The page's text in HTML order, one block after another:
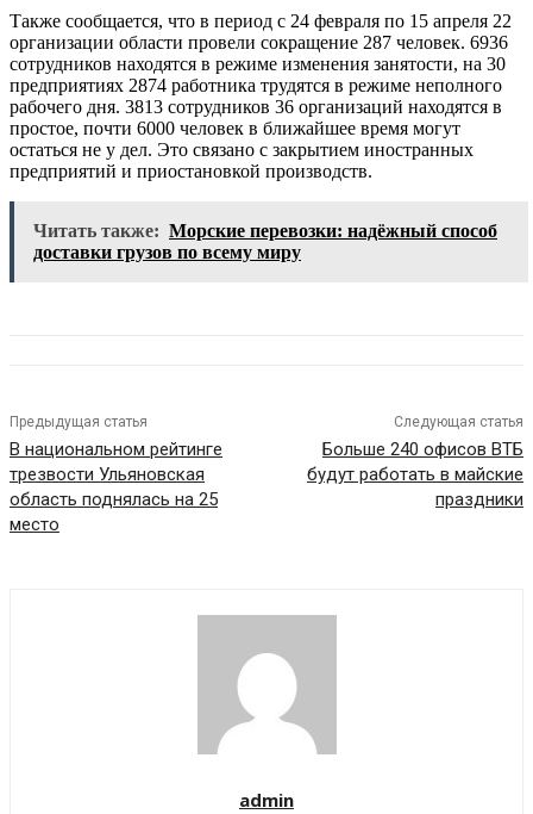
Также сообщается, что в период с 24 февраля по 15 апреля 22
организации области провели сокращение 287 человек. 6936
сотрудников находятся в режиме изменения занятости, на 30
предприятиях 2874 работника трудятся в режиме неполного
рабочего дня. 3813 сотрудников 36 организаций находятся в
простое, почти 6000 человек в ближайшее время могут
остаться не у дел. Это связано с закрытием иностранных
предприятий и приостановкой производств.
Читать также: Морские перевозки: надёжный способ
доставки грузов по всему миру
Предыдущая статья
В национальном рейтинге
трезвости Ульяновская
область поднялась на 25
место
Следующая статья
Больше 240 офисов ВТБ
будут работать в майские
праздники
admin